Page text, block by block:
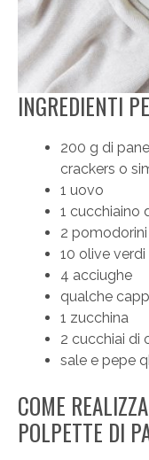
INGREDIENTI
200 g di
crackers o
1 uovo
1 cucchiaino
2 pomodorini
10 olive
4 acciughe
qualche
1 zucchina
2 cucchiai di
sale e pepe
COME
POLPETTE DI